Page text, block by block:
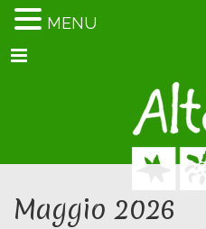
Menu
Maggio 2026
MENU